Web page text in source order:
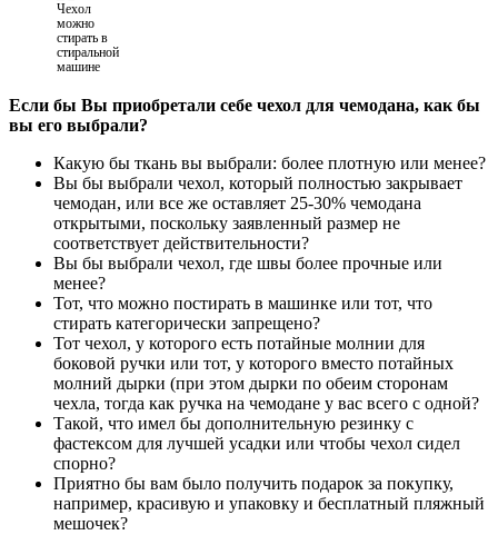
Чехол
можно
стирать в
стиральной
машине
Если бы Вы приобретали себе чехол для чемодана, как бы
вы его выбрали?
Какую бы ткань вы выбрали: более плотную или менее?
Вы бы выбрали чехол, который полностью закрывает
чемодан, или все же оставляет 25-30% чемодана
открытыми, поскольку заявленный размер не
соответствует действительности?
Вы бы выбрали чехол, где швы более прочные или
менее?
Тот, что можно постирать в машинке или тот, что
стирать категорически запрещено?
Тот чехол, у которого есть потайные молнии для
боковой ручки или тот, у которого вместо потайных
молний дырки (при этом дырки по обеим сторонам
чехла, тогда как ручка на чемодане у вас всего с одной?
Такой, что имел бы дополнительную резинку с
фастексом для лучшей усадки или чтобы чехол сидел
спорно?
Приятно бы вам было получить подарок за покупку,
например, красивую и упаковку и бесплатный пляжный
мешочек?